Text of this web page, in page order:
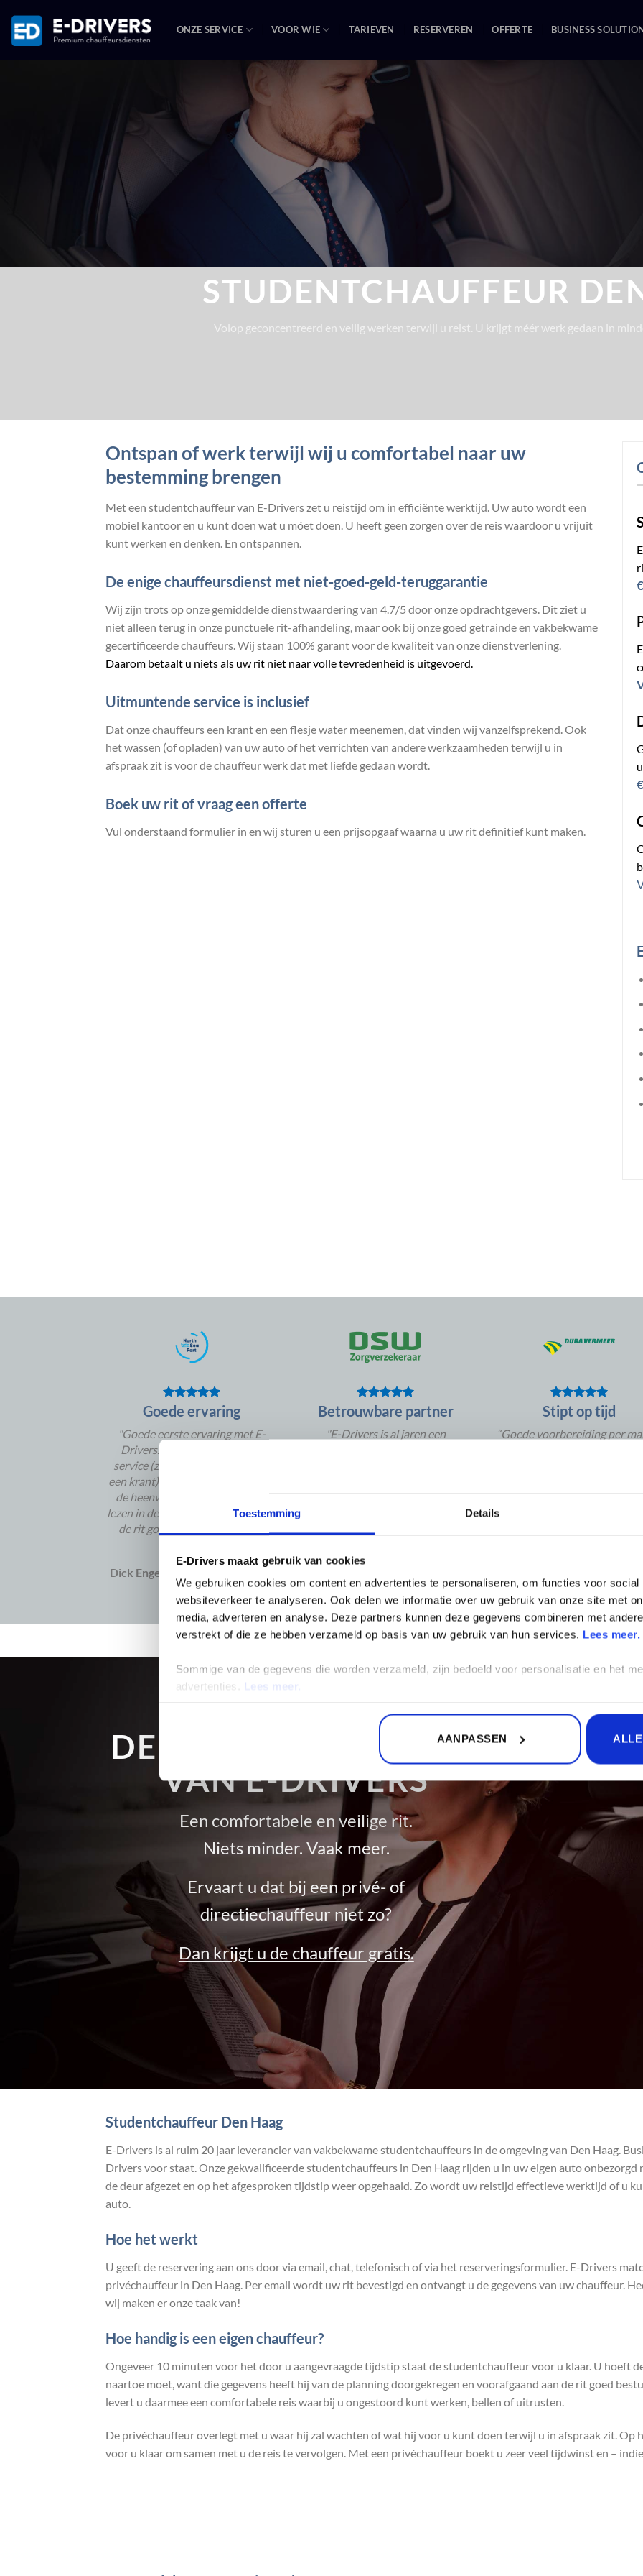
Toestemming Details
E-Drivers maakt gebruik van cookies
We gebruiken cookies om content en advertenties te personaliseren, om functies voor social
websiteverkeer te analyseren. Ook delen we informatie over uw gebruik van onze site met
media, adverteren en analyse. Deze partners kunnen deze gegevens combineren met
verstrekt of die ze hebben verzameld op basis van uw gebruik van hun services. Lees meer.
Sommige van de gegevens die worden verzameld, zijn bedoeld voor personalisatie en het
advertenties.
Lees meer.
AANPASSEN
naar
inhoud
ONZE SERVICE VOOR WIE TARIEVEN RESERVEREN OFFERTE BUSINESS
STUDENTCHAUFFEUR
Volop geconcentreerd en veilig werken terwijl u reist. U krijgt méér werk gedaan in
Ontspan of werk terwijl wij u comfortabel naar uw
bestemming brengen
Met een studentchauffeur van E-Drivers zet u reistijd om in efficiënte werktijd. Uw auto wordt een
mobiel kantoor en u kunt doen wat u móet doen. U heeft geen zorgen over de reis waardoor u vrijuit
kunt werken en denken. En ontspannen.
De enige chauffeursdienst met niet-goed-geld-teruggarantie
Wij zijn trots op onze gemiddelde dienstwaardering van 4.7/5 door onze opdrachtgevers. Dit ziet u
niet alleen terug in onze punctuele rit-afhandeling, maar ook bij onze goed getrainde en vakbekwame
gecertificeerde chauffeurs. Wij staan 100% garant voor de kwaliteit van onze dienstverlening.
Daarom betaalt u niets als uw rit niet naar volle tevredenheid is uitgevoerd.
Uitmuntende service is inclusief
Dat onze chauffeurs een krant en een flesje water meenemen, dat vinden wij vanzelfsprekend. Ook
het wassen (of opladen) van uw auto of het verrichten van andere werkzaamheden terwijl u in
afspraak zit is voor de chauffeur werk dat met liefde gedaan wordt.
Boek uw rit of vraag een offerte
Vul onderstaand formulier in en wij sturen u een prijsopgaaf waarna u uw rit definitief kunt maken.
Goede ervaring
"Goede eerste ervaring met E-
Drivers. Keurig op tijd, goede
service (zelfs een flesje water en
een krant) en gepaste houding (op
de heenweg rust om stukken te
lezen in de auto). De chauffeur had
de rit goed voorbereid en wist
Dick Engelhardt
Betrouwbare partner
"E-Drivers is al jaren een
Stipt op tijd
“Goede voorbereiding per
Block"4112" not found
DE UNIEKE GARANTIE
VAN E-DRIVERS
Een comfortabele en veilige rit.
Niets minder. Vaak meer.
Ervaart u dat bij een privé- of
directiechauffeur niet zo?
Dan krijgt u de chauffeur gratis.
Studentchauffeur Den Haag
E-Drivers is al ruim 20 jaar leverancier van vakbekwame studentchauffeurs in de omgeving van Den Haag.
Drivers voor staat. Onze gekwalificeerde studentchauffeurs in Den Haag rijden u in uw eigen auto
de deur afgezet en op het afgesproken tijdstip weer opgehaald. Zo wordt uw reistijd effectieve werktijd of u
auto.
Hoe het werkt
U geeft de reservering aan ons door via email, chat, telefonisch of via het reserveringsformulier. E-Drivers
privéchauffeur in Den Haag. Per email wordt uw rit bevestigd en ontvangt u de gegevens van uw chauffeur.
wij maken er onze taak van!
Hoe handig is een eigen chauffeur?
Ongeveer 10 minuten voor het door u aangevraagde tijdstip staat de studentchauffeur voor u klaar. U hoeft
naartoe moet, want die gegevens heeft hij van de planning doorgekregen en voorafgaand aan de rit goed
levert u daarmee een comfortabele reis waarbij u ongestoord kunt werken, bellen of uitrusten.
De privéchauffeur overlegt met u waar hij zal wachten of wat hij voor u kunt doen terwijl u in afspraak zit. Op
voor u klaar om samen met u de reis te vervolgen. Met een privéchauffeur boekt u zeer veel tijdwinst en –